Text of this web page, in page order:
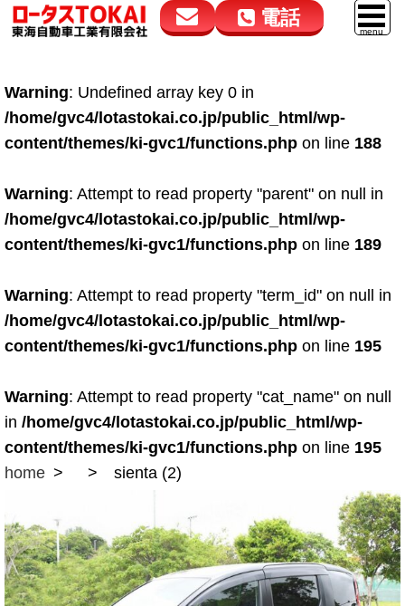
電話
050-5264-4432
9:00～18:00
050-5264-4433
9:00～18:00
車販売
スマイル車検
鈑金・塗装
点検・整備
ロードサービス
レンタカー
Warning: Undefined array key 0 in
/home/gvc4/lotastokai.co.jp/public_html/wp-
content/themes/ki-gvc1/functions.php on line 188
Warning: Attempt to read property "parent" on null in
/home/gvc4/lotastokai.co.jp/public_html/wp-
content/themes/ki-gvc1/functions.php on line 189
Warning: Attempt to read property "term_id" on null in
/home/gvc4/lotastokai.co.jp/public_html/wp-
content/themes/ki-gvc1/functions.php on line 195
Warning: Attempt to read property "cat_name" on null
in /home/gvc4/lotastokai.co.jp/public_html/wp-
content/themes/ki-gvc1/functions.php on line 195
home
sienta (2)